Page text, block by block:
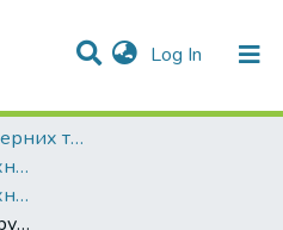
Log In (current)
Факультет інженерних технологій та професійної освіти
Кафедра харчових технологій
Кафедра харчових технологій
Спосіб виробництва крупи плющеної із зерна пшениці спельти